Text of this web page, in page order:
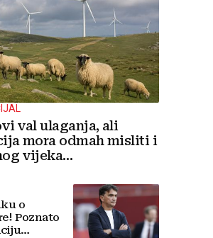
val ulaganja, ali
mora odmah misliti i
vijeka
o
Poznato